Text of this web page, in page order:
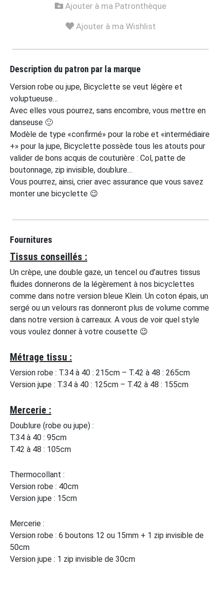
Ajouter à ma Patronthèque
Ajouter à ma Wishlist
Description du patron par la marque
Version robe ou jupe, Bicyclette se veut légère et
voluptueuse…
Avec elles vous pourrez, sans encombre, vous mettre en
danseuse 🙂
Modèle de type «confirmé» pour la robe et «intermédiaire
+» pour la jupe, Bicyclette possède tous les atouts pour
valider de bons acquis de couturière : Col, patte de
boutonnage, zip invisible, doublure…
Vous pourrez, ainsi, crier avec assurance que vous savez
monter une bicyclette 😉
Fournitures
Tissus conseillés :
Un crèpe, une double gaze, un tencel ou d’autres tissus
fluides donnerons de la légèrement à nos bicyclettes
comme dans notre version bleue Klein. Un coton épais, un
sergé ou un velours ras donneront plus de volume comme
dans notre version à carreaux. A vous de voir quel style
vous voulez donner à votre cousette 😉
Métrage tissu :
Version robe : T.34 à 40 : 215cm – T.42 à 48 : 265cm
Version jupe : T.34 à 40 : 125cm – T.42 à 48 : 155cm
Mercerie :
Doublure (robe ou jupe) :
T.34 à 40 : 95cm
T.42 à 48 : 105cm
Thermocollant :
Version robe : 40cm
Version jupe : 15cm
Mercerie :
Version robe : 6 boutons 12 ou 15mm + 1 zip invisible de
50cm
Version jupe : 1 zip invisible de 30cm